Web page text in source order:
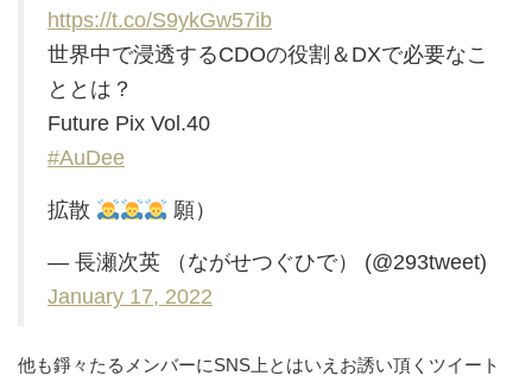
https://t.co/S9ykGw57ib
世界中で浸透するCDOの役割＆DXで必要なこ
ととは？
Future Pix Vol.40
#AuDee
拡散 願）
— 長瀬次英 （ながせつぐひで） (@293tweet)
January 17, 2022
他も錚々たるメンバーにSNS上とはいえお誘い頂くツイート